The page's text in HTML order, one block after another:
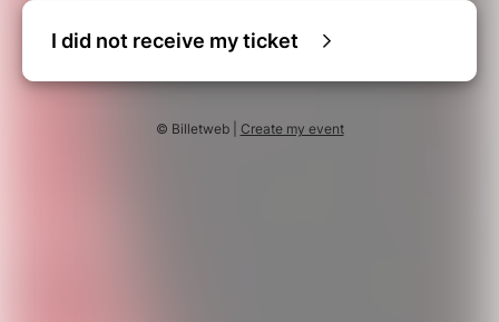
I did not receive my ticket
© Billetweb | Create my event